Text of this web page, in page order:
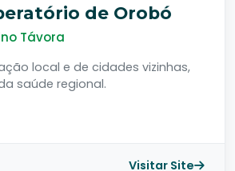
de Orobó
Távora
local e de cidades vizinhas,
saúde regional.
Visitar Site